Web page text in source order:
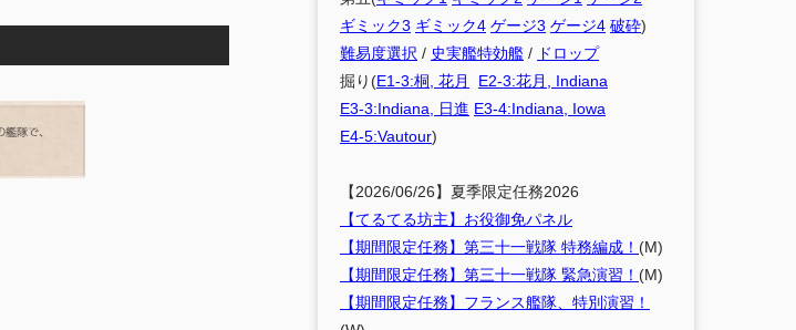
ギミック3 ギミック4 ゲージ3 ゲージ4 破砕)
難易度選択 / 史実艦特効艦 / ドロップ
掘り(E1-3:桐, 花月
E2-3:花月, Indiana
E3-3:Indiana, 日進 E3-4:Indiana, Iowa
E4-5:Vautour)
【2026/06/26】夏季限定任務2026
【てるてる坊主】お役御免パネル
【期間限定任務】第三十一戦隊 特務編成！ (M)
【期間限定任務】第三十一戦隊 緊急演習！ (M)
【期間限定任務】フランス艦隊、特別演習！